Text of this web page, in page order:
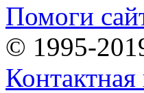
Помоги
© 1995-